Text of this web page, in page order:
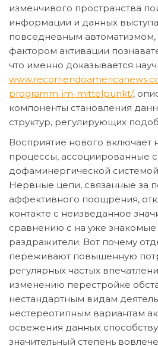
изменчивого пространства
информации и данных
повседневным
фактором активации
что именно доказывается
programm-im-mittelpunkt/,
компоненты становления
структур, регулирующих
Восприятие нового включает
процессы, ассоциированные
дофаминергической
Нервные цепи, связанные за
аффективного поощрения,
контакте с неизведанное
сравнению с на уже
раздражители. Вот почему
переживают повышенную
регулярных частых
изменению перестройке
нестандартным видам
нестереотипным вариантам
освежения данных
значительный степень